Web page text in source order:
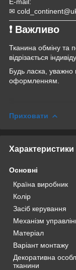
E-mail:
✉
❗ Важливо
Тканина обміну та
відрізається
Будь ласка, уважно
оформленням.
Приховати
Характеристики
Основні
Країна виробник
Колір
Засіб керування
Механізм
Матеріал
Варіант монтажу
Декоративна
тканини